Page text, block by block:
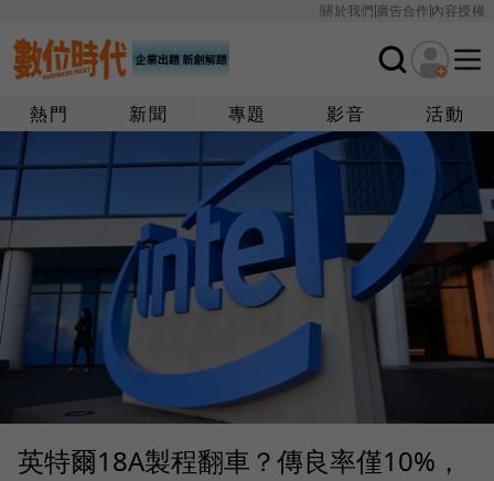
關於我們廣告合作內容授權
熱門 新聞 專題 影音 活動
英特爾18A製程翻車？傳良率僅10%，